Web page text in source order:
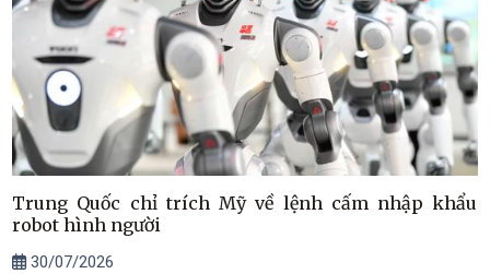
Trung Quốc chỉ trích Mỹ về lệnh cấm nhập khẩu
robot hình người
30/07/2026